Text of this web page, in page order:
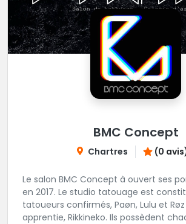
BMC Concept
Chartres (0
Le salon BMC Concept à ouvert ses
en 2017. Le studio tatouage est
tatoueurs confirmés, Paøn, Lulu et Røz
apprentie, Rikkineko. Ils possèdent